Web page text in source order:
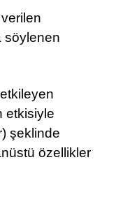
söylenen
etkisiyle
şeklinde
özellikler